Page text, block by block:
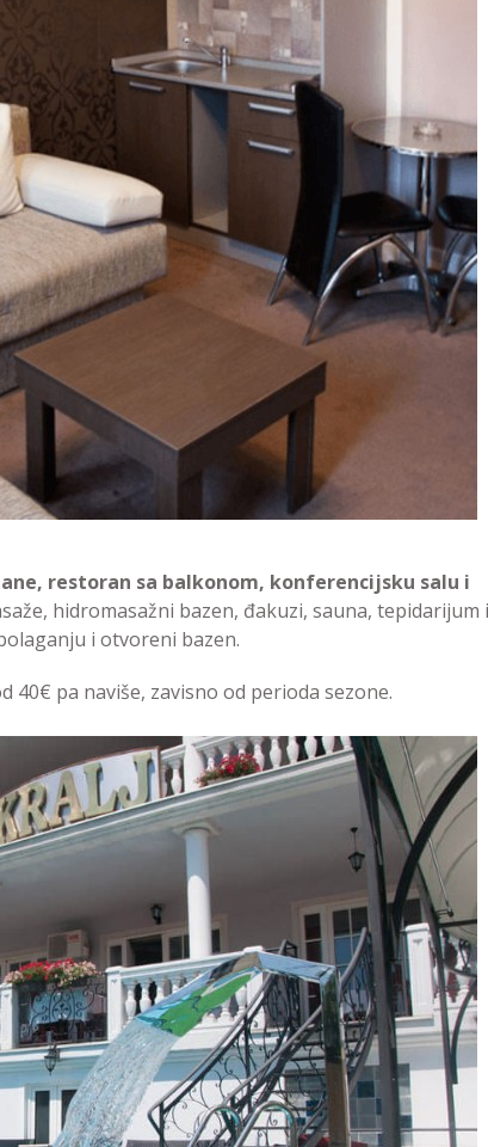
restoran sa balkonom, konferencijsku salu i
hidromasažni bazen, đakuzi, sauna, tepidarijum i
i otvoreni bazen.
40€ pa naviše, zavisno od perioda sezone.